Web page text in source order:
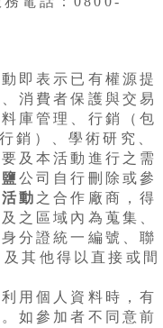
即表示已有權源提
、消費者保護與交易
庫管理、行銷（包
銷）、學術研究、
及本活動進行之需
公司自行刪除或參
活動 之合作廠商，得
之區域內為蒐集、
分證統一編號、聯
其他得以直接或間
用個人資料時，有
如參加者不同意前